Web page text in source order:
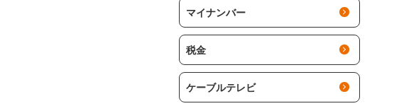
マイナンバー
税金
ケーブルテレビ